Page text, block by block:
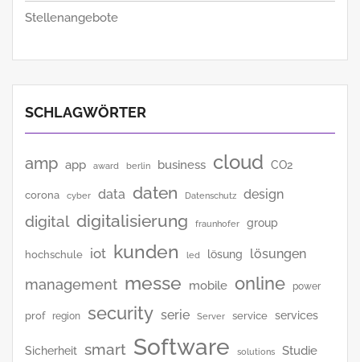
Stellenangebote
SCHLAGWÖRTER
amp app award berlin business cloud CO2
corona cyber data daten Datenschutz design
digital digitalisierung fraunhofer group
hochschule iot kunden led lösung lösungen
management messe mobile online power
prof region security serie Server service services
Sicherheit smart Software solutions Studie